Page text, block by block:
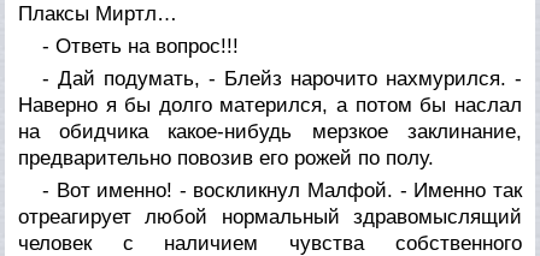
Плаксы Миртл…
- Ответь на вопрос!!!
- Дай подумать, - Блейз нарочито нахмурился. -
Наверно я бы долго матерился, а потом бы наслал
на обидчика какое-нибудь мерзкое заклинание,
предварительно повозив его рожей по полу.
- Вот именно! - воскликнул Малфой. - Именно так
отреагирует любой нормальный здравомыслящий
человек с наличием чувства собственного